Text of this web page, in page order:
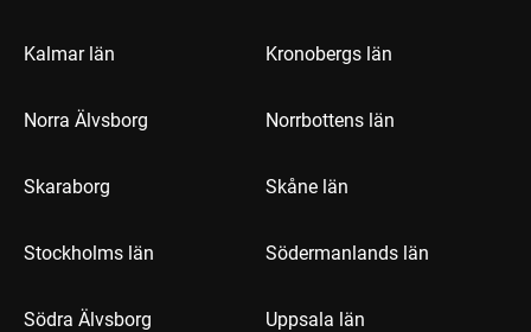
Kalmar län Kronobergs län
Norra Älvsborg Norrbottens län
Skaraborg Skåne län
Stockholms län Södermanlands län
Södra Älvsborg Uppsala län